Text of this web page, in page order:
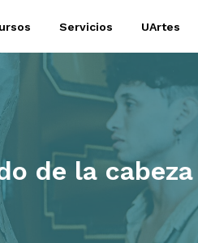
Servicios UArtes
de la cabeza